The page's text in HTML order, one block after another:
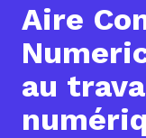
Aire
au